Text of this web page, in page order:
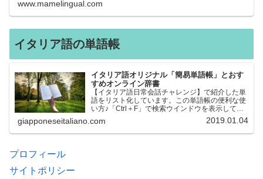
www.mamelingual.com
イタリア語の単語帳
イタリア語オリジナル「簡易単語帳」とおす
すめオンライン辞書
【イタリア語日常会話チャレンジ】で紹介した単
語をリスト化しています。この単語帳の便利な使
い方♪「Ctrl＋F」で検索ウインドウを表示して、
知りたい単語を探すことができます。イタリア語
→日本語、日本語→イタリア語 どちらでも検索
できるので、良…
giapponeseitaliano.com 2019.01.04
プロフィール
サイトポリシー